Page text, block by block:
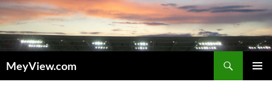
Zum
Inhalt
springen
MeyView.com